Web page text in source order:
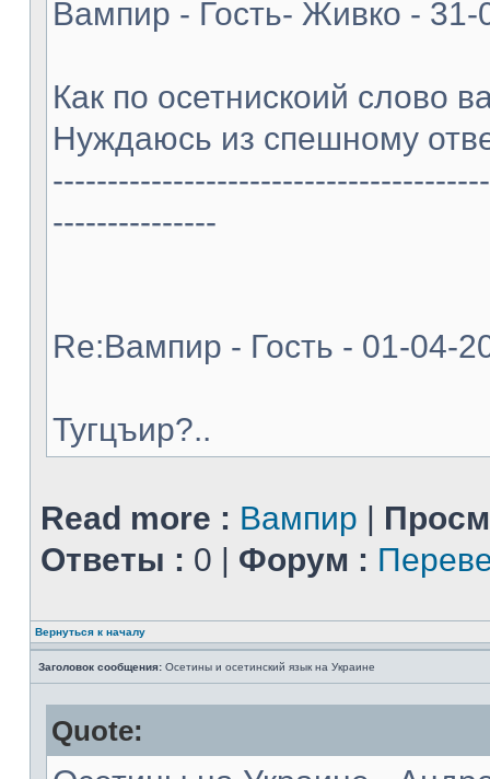
Вампир - Гость- Живко - 31-
Как по осетнискоий слово
Нуждаюсь из спешному
---------------
Re:Вампир - Гость - 01-04-
Тугцъир?..
Read more : Вампир |
Ответы : 0 | Форум :
Вернуться к началу
Заголовок сообщения: Осетины и осетинский язык на Украине
Quote: